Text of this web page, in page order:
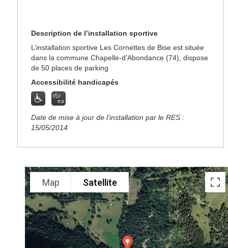
Description de l’installation sportive
L’installation sportive Les Cornettes de Bise est située
dans la commune Chapelle-d’Abondance (74), dispose
de 50 places de parking
Accessibilité handicapés
Date de mise à jour de l’installation par le RES :
15/05/2014
Map Satellite